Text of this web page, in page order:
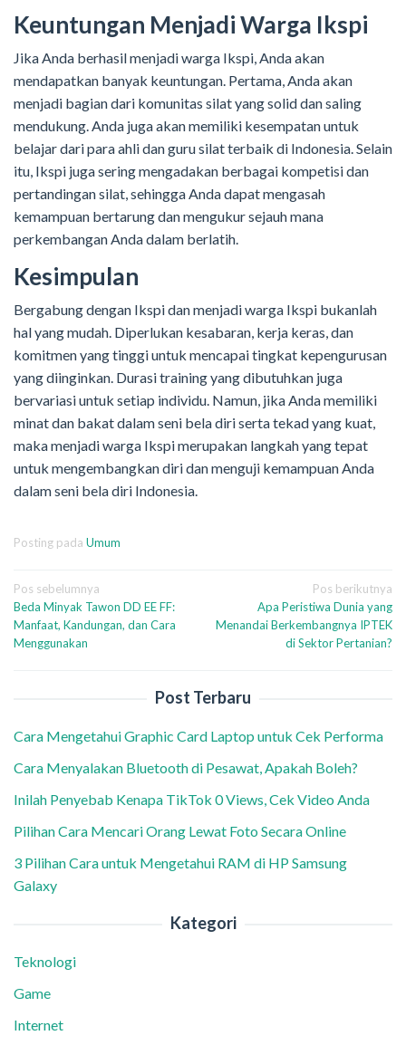
Keuntungan Menjadi Warga Ikspi
Jika Anda berhasil menjadi warga Ikspi, Anda akan
mendapatkan banyak keuntungan. Pertama, Anda akan
menjadi bagian dari komunitas silat yang solid dan saling
mendukung. Anda juga akan memiliki kesempatan untuk
belajar dari para ahli dan guru silat terbaik di Indonesia. Selain
itu, Ikspi juga sering mengadakan berbagai kompetisi dan
pertandingan silat, sehingga Anda dapat mengasah
kemampuan bertarung dan mengukur sejauh mana
perkembangan Anda dalam berlatih.
Kesimpulan
Bergabung dengan Ikspi dan menjadi warga Ikspi bukanlah
hal yang mudah. Diperlukan kesabaran, kerja keras, dan
komitmen yang tinggi untuk mencapai tingkat kepengurusan
yang diinginkan. Durasi training yang dibutuhkan juga
bervariasi untuk setiap individu. Namun, jika Anda memiliki
minat dan bakat dalam seni bela diri serta tekad yang kuat,
maka menjadi warga Ikspi merupakan langkah yang tepat
untuk mengembangkan diri dan menguji kemampuan Anda
dalam seni bela diri Indonesia.
Posting pada Umum
Navigasi
pos
Pos sebelumnya
Beda Minyak Tawon DD EE FF:
Manfaat, Kandungan, dan Cara
Menggunakan
Pos berikutnya
Apa Peristiwa Dunia yang
Menandai Berkembangnya IPTEK
di Sektor Pertanian?
Post Terbaru
Cara Mengetahui Graphic Card Laptop untuk Cek Performa
Cara Menyalakan Bluetooth di Pesawat, Apakah Boleh?
Inilah Penyebab Kenapa TikTok 0 Views, Cek Video Anda
Pilihan Cara Mencari Orang Lewat Foto Secara Online
3 Pilihan Cara untuk Mengetahui RAM di HP Samsung
Galaxy
Kategori
Teknologi
Game
Internet